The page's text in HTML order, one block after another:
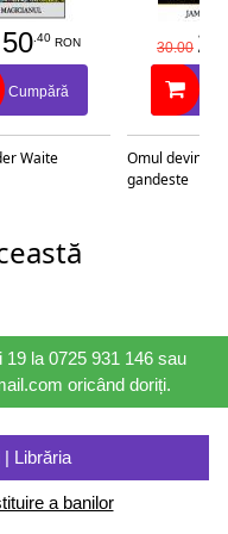
50.40 RON
Cumpără
Waite
30.00 25
Omul devine
gandeste
la 0725 931 146 sau
oricând doriți.
Librăria
a banilor